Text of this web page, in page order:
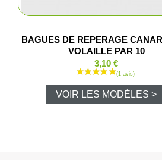
BAGUES DE REPERAGE
VOLAILLE PAR 10
3,10 €
VOIR LES MODÈLES >